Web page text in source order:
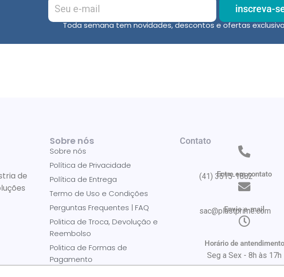
inscreva-
Toda semana tem novidades, descontos e ofertas
de
Sobre nós
Sobre nós
Política de Privacidade
Política de Entrega
Termo de Uso e Condições
Perguntas Frequentes | FAQ
Politica de Troca, Devolução e
Reembolso
Politica de Formas de
Pagamento
Contato
Entre em contato
(41) 3515-1882
Envie e-mail
sac@plastprime.com​
Horário de antendimento
Seg a Sex - 8h às 17h